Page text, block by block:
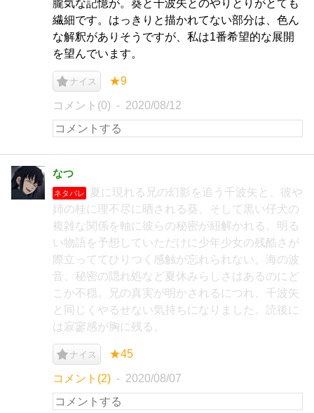
朧気な記憶が。葵と千波矢とのやりとりがとても
繊細です。はっきりと描かれてない部分は、色ん
な解釈がありそうですが、私は1番希望的な展開
を望んでいます。
ナイス ★9
コメント(0) 2020/08/12
なつ
ネタバレ
夏に現れる兄の幻影を追う千波矢と、彼や
姉の桂に理不尽に晒される葵、そして黒い仔犬の
複雑な関係を軸に彼らの秘密が紐解かれる。明る
い物語を予想していただけに少年少女の残酷さが
際立っててひりつく感触が忘れられない。海の波
音、秘密の隠れ処など夏休みらしさはあるのにど
こか不穏。兄の真実が明かされるにつれ、千波矢
と同じくやるせない気持ちになりました。読後に
は寂寥感が胸に残る。
ナイス ★45
コメント(2) 2020/08/07